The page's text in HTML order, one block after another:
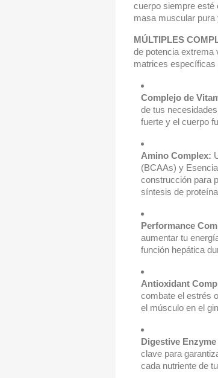
cuerpo siempre esté
masa muscular pura
MÚLTIPLES
de potencia extrema
matrices específicas
Complejo de
de tus
fuerte y el cuerpo
Amino Complex:
(BCAAs) y
construcción para
síntesis de
Performance
aumentar tu
función hepática
Antioxidant
combate el estrés
el músculo en el
Digestive
clave para
cada nutriente de